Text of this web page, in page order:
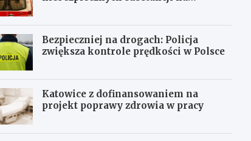
Bezpieczniej na drogach: Policja
zwiększa kontrole prędkości w Polsce
Katowice z dofinansowaniem na
projekt poprawy zdrowia w pracy